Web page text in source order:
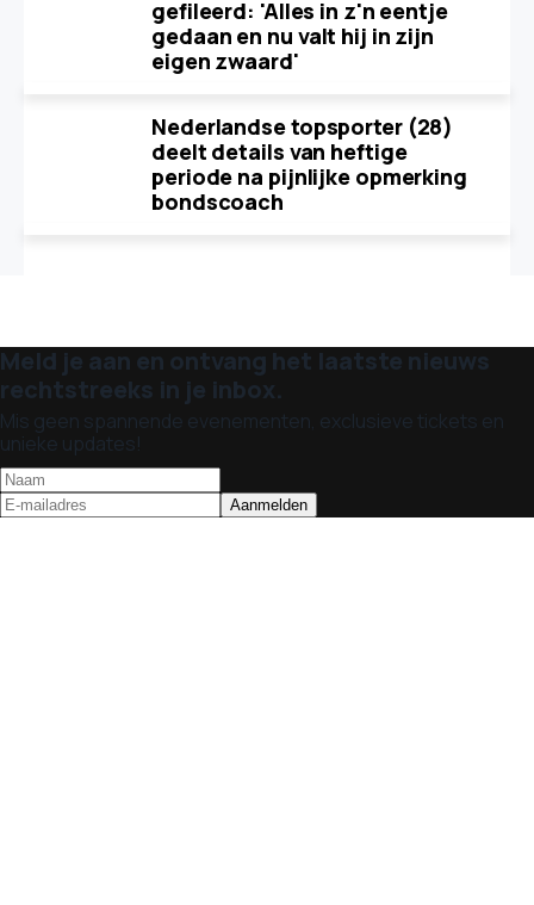
gefileerd: 'Alles in z'n eentje
gedaan en nu valt hij in zijn
eigen zwaard'
Nederlandse topsporter (28)
deelt details van heftige
periode na pijnlijke opmerking
bondscoach
Meld je aan en ontvang het laatste nieuws
rechtstreeks in je inbox.
Mis geen spannende evenementen, exclusieve tickets en
unieke updates!